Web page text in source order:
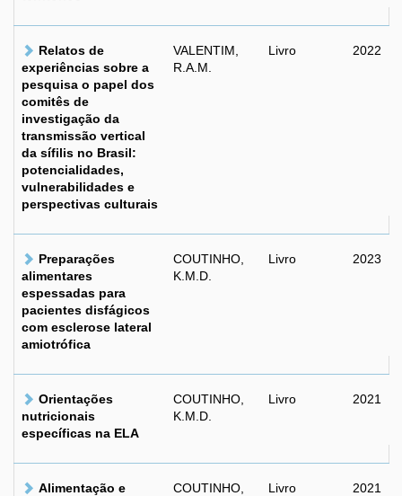
Relatos de
experiências sobre a
pesquisa o papel dos
comitês de
investigação da
transmissão vertical
da sífilis no Brasil:
potencialidades,
vulnerabilidades e
perspectivas culturais
VALENTIM,
R.A.M.
Livro 2022
Preparações
alimentares
espessadas para
pacientes disfágicos
com esclerose lateral
amiotrófica
COUTINHO,
K.M.D.
Livro 2023
Orientações
nutricionais
específicas na ELA
COUTINHO,
K.M.D.
Livro 2021
Alimentação e
COUTINHO,
Livro 2021